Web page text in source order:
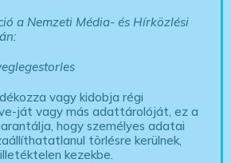
a Nemzeti Média- és Hírközlési
vagy kidobja régi
ját vagy más adattárolóját, ez a
hogy személyes adatai
törlésre kerülnek,
kezekbe.